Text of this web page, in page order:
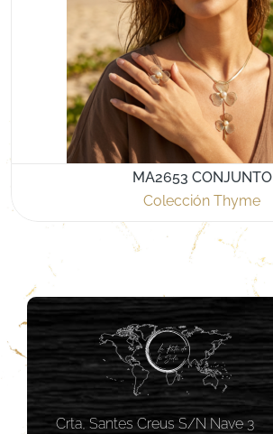
MA2653 CONJUNTO
Colección Thyme
Crta, Santes Creus S/N Nave 3